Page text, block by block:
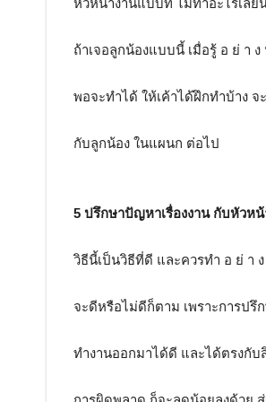
ถ้าเจอลูกน้องแบบนี้ เมื่อรู้ อ ย่ า
พอจะทำได้ ให้เค้าได้ฝึกทำบ้าง จ
กับลูกน้อง ในแผนก ต่อไป
5 ปรึกษาปัญหาเรื่องงาน กับหัวห
วิธีนี้เป็นวิธีที่ดี และควรทำ อ ย่ า
จะดีหรือไม่ดีก็ตาม เพราะการปรึ
ทำงานออกมาได้ดี และได้ตรงกับ